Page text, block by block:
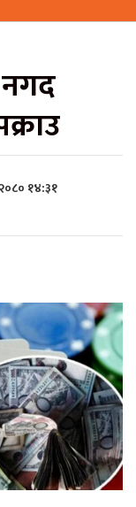
१४:३१